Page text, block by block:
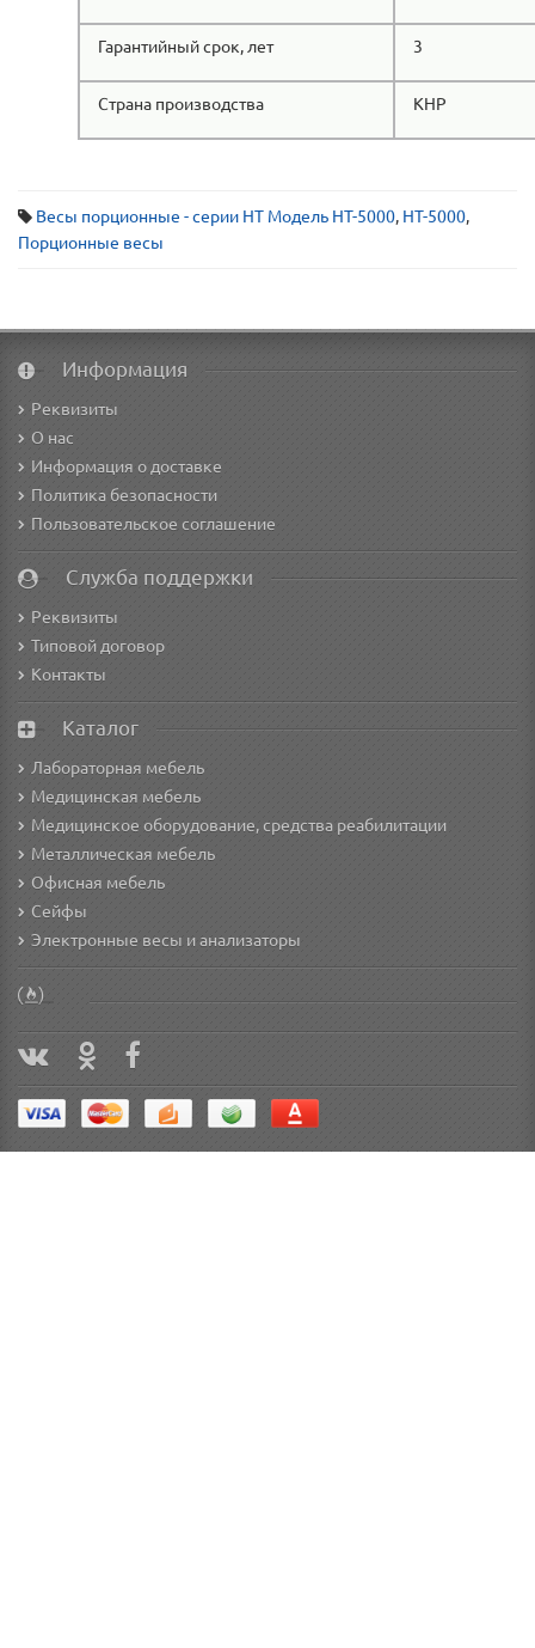
Гарантийный срок, лет 3
Страна производства КНР
Весы порционные - серии НТ Модель HT-5000, HT-5000,
Порционные весы
Информация
Реквизиты
О нас
Информация о доставке
Политика безопасности
Пользовательское соглашение
Служба поддержки
Реквизиты
Типовой договор
Контакты
Каталог
Лабораторная мебель
Медицинская мебель
Медицинское оборудование, средства реабилитации
Металлическая мебель
Офисная мебель
Сейфы
Электронные весы и анализаторы